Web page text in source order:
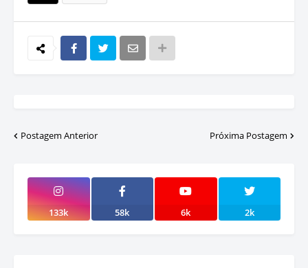
Postagem Anterior Próxima Postagem
133k 58k 6k 2k